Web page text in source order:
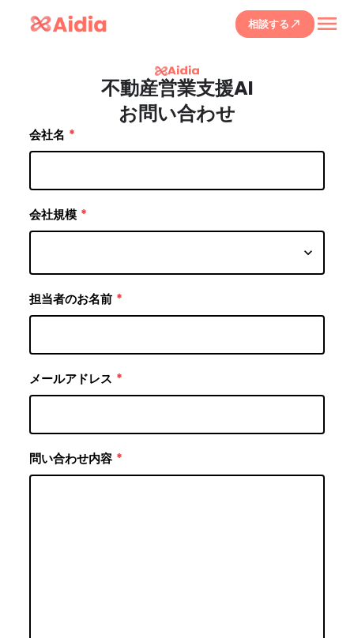
相談する call_made menu
不動産営業支援AI
お問い合わせ
会社名 *
会社規模 *
keyboard_arrow_down
担当者のお名前 *
メールアドレス *
問い合わせ内容 *